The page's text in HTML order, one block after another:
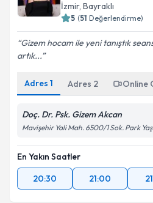
İzmir, Bayraklı
5 (51 Değerlendirme)
Gizem hocam ile yeni tanıştık
artık...
Adres 1 Adres 2 Online
Doç. Dr. Psk. Gizem Akcan
Mavişehir Yali Mah. 6500/1 Sok. Park
En Yakın Saatler
20:30
21:00